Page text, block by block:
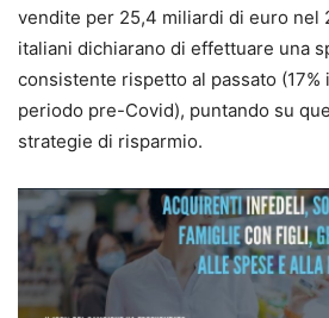
vendite per 25,4 miliardi di euro nel
italiani dichiarano di effettuare una
consistente rispetto al passato (17%
periodo pre-Covid), puntando su
strategie di risparmio.